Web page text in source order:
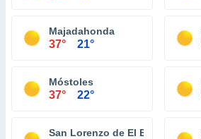
Majadahonda
37° 21°
Móstoles
37° 22°
San Lorenzo de El Escorial